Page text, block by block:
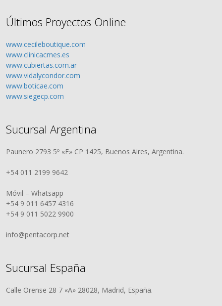
Últimos Proyectos Online
www.cecileboutique.com
www.clinicacmes.es
www.cubiertas.com.ar
www.vidalycondor.com
www.boticae.com
www.siegecp.com
Sucursal Argentina
Paunero 2793 5º «F» CP 1425, Buenos Aires, Argentina.
+54 011 2199 9642
Móvil – Whatsapp
+54 9 011 6457 4316
+54 9 011 5022 9900
info@pentacorp.net
Sucursal España
Calle Orense 28 7 «A» 28028, Madrid, España.